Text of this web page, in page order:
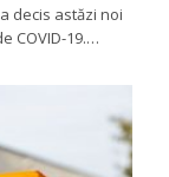
decis astăzi noi
COVID-19.…